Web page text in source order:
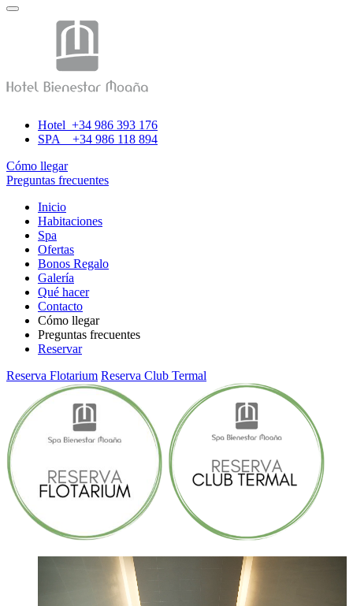
Hotel +34 986 393 176
SPA +34 986 118 894
Cómo llegar
Preguntas frecuentes
Inicio
Habitaciones
Spa
Ofertas
Bonos Regalo
Galería
Qué hacer
Contacto
Cómo llegar
Preguntas frecuentes
Reservar
Reserva Flotarium Reserva Club Termal